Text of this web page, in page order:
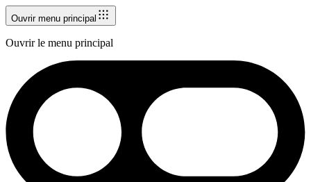
Ouvrir menu principal
Ouvrir le menu principal